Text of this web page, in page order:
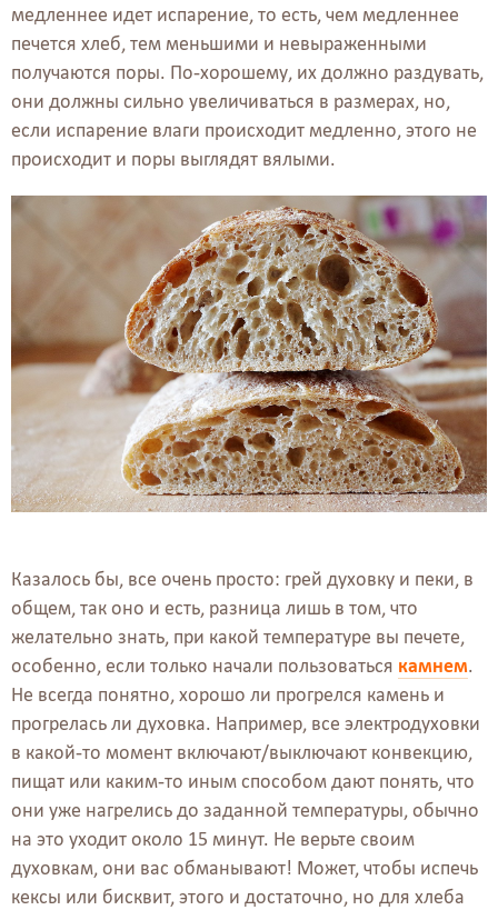
медленнее идет испарение, то есть, чем медленнее
печется хлеб, тем меньшими и невыраженными
получаются поры. По-хорошему, их должно раздувать,
они должны сильно увеличиваться в размерах, но,
если испарение влаги происходит медленно, этого не
происходит и поры выглядят вялыми.
Казалось бы, все очень просто: грей духовку и пеки, в
общем, так оно и есть, разница лишь в том, что
желательно знать, при какой температуре вы печете,
особенно, если только начали пользоваться камнем.
Не всегда понятно, хорошо ли прогрелся камень и
прогрелась ли духовка. Например, все электродуховки
в какой-то момент включают/выключают конвекцию,
пищат или каким-то иным способом дают понять, что
они уже нагрелись до заданной температуры, обычно
на это уходит около 15 минут. Не верьте своим
духовкам, они вас обманывают! Может, чтобы испечь
кексы или бисквит, этого и достаточно, но для хлеба